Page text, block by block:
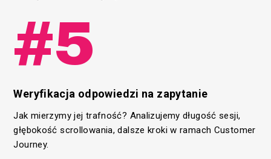
#5
Weryfikacja odpowiedzi na zapytanie
Jak mierzymy jej trafność? Analizujemy długość sesji,
głębokość scrollowania, dalsze kroki w ramach Customer
Journey.